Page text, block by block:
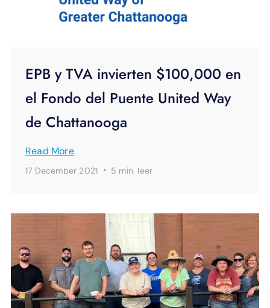
EPB y TVA invierten $100,000 en
el Fondo del Puente United Way
de Chattanooga
Read More
17 December 2021 · 5 min. leer